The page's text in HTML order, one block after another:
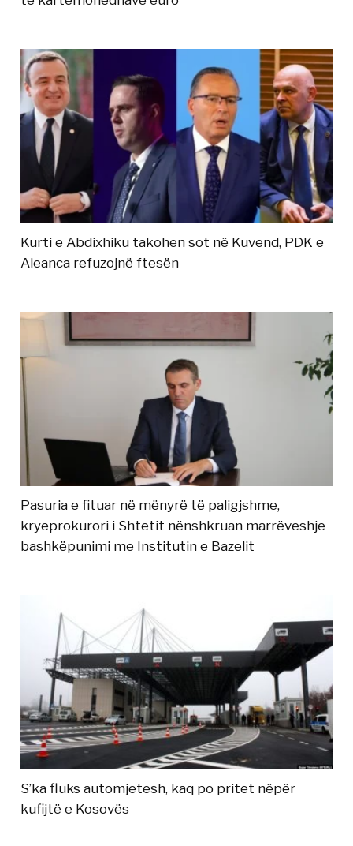
Kurti e Abdixhiku takohen sot në Kuvend, PDK e
Aleanca refuzojnë ftesën
Pasuria e fituar në mënyrë të paligjshme,
kryeprokurori i Shtetit nënshkruan marrëveshje
bashkëpunimi me Institutin e Bazelit
S’ka fluks automjetesh, kaq po pritet nëpër
kufijtë e Kosovës